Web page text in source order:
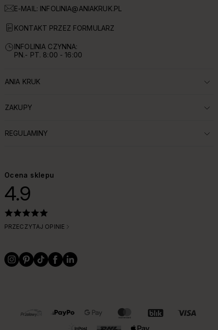
E-MAIL: INFOLINIA@ANIAKRUK.PL
KONTAKT PRZEZ FORMULARZ
INFOLINIA CZYNNA:
PN.- PT. 8:00 - 16:00
ROZWIŃ SEKCJĘ:
ANIA KRUK
ROZWIŃ SEKCJĘ:
ZAKUPY
ROZWIŃ SEKCJĘ:
REGULAMINY
Ocena sklepu
4.9
PRZECZYTAJ OPINIE
OBSŁUGIWANE FORMY PŁATNOŚCI I DOSTAWY